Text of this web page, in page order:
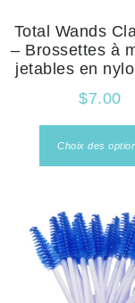
Total Wands
– Brossettes à
jetables en
$7.00
Choix des